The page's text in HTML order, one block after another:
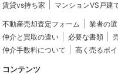
賃貸vs持ち家
マンションVS戸建
不動産売却査定フォーム 業者の
仲介と買取の違い
必要な書類
仲介手数料について
高く売るポイ
コンテンツ